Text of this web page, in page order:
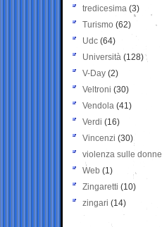
tredicesima (3)
Turismo (62)
Udc (64)
Università (128)
V-Day (2)
Veltroni (30)
Vendola (41)
Verdi (16)
Vincenzi (30)
violenza sulle donne
Web (1)
Zingaretti (10)
zingari (14)